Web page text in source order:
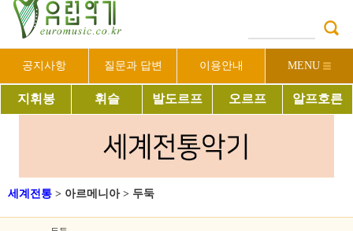
공지사항 질문과 답변 이용안내 MENU
지휘봉 휘슬 발도르프 오르프 알프호른
세계전통 > 아르메니아> 두둑